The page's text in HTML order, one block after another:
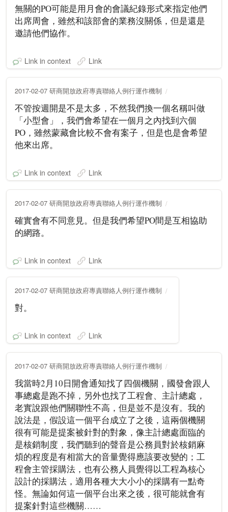
無關的PO可能是用月會的會議紀錄形式來指定他們
出席周會，雖然和該部會的業務沒關係，但是還是
邀請他們協作。
Link in context Link
2017-02-07 研商開放政府專責聯絡人例行運作機制
不管按週開是不是太多，不然我們換一個名稱叫做
「小型會」，我們會希望在一個月之內找到六個
PO，雖然蒙藏會比較不會有案子，但是也是會希望
他來出席。
Link in context Link
2017-02-07 研商開放政府專責聯絡人例行運作機制
確實會有不同意見。但是我們希望PO間是互相協助
的網路。
Link in context Link
2017-02-07 研商開放政府專責聯絡人例行運作機制
對。
Link in context Link
2017-02-07 研商開放政府專責聯絡人例行運作機制
我當時2月10日開會通知找了四個機關，國發會跟人
事總處是跑不掉，另外也找了工程會、主計總處，
老實說跟他們關聯性不高，但是並不是沒有。我的
說法是，假設這一個平台成立了之後，這兩個機關
很有可能是提案被針對的對象，像主計總處面臨的
是核銷制度，我們聽到的聲音是公務員對於核銷麻
煩的程度是有相當大的音量覺得應該要改變的；工
程會主管採購法，也有公務人員覺得以工程為核心
設計的採購法，適用各種大大小小的採購有一點奇
怪。無論如何這一個平台出來之後，很可能就會有
提案針對這些機關……